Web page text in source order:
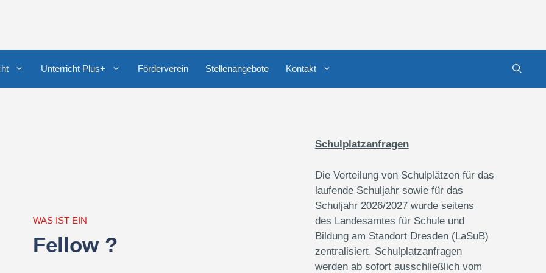
Unterricht Plus+ Förderverein Stellenangebote Kontakt
WAS IST EIN
Fellow ?
Schulplatzanfragen
Die Verteilung von Schulplätzen für das
laufende Schuljahr sowie für das
Schuljahr 2026/2027 wurde seitens
des Landesamtes für Schule und
Bildung am Standort Dresden (LaSuB)
zentralisiert. Schulplatzanfragen
werden ab sofort ausschließlich vom